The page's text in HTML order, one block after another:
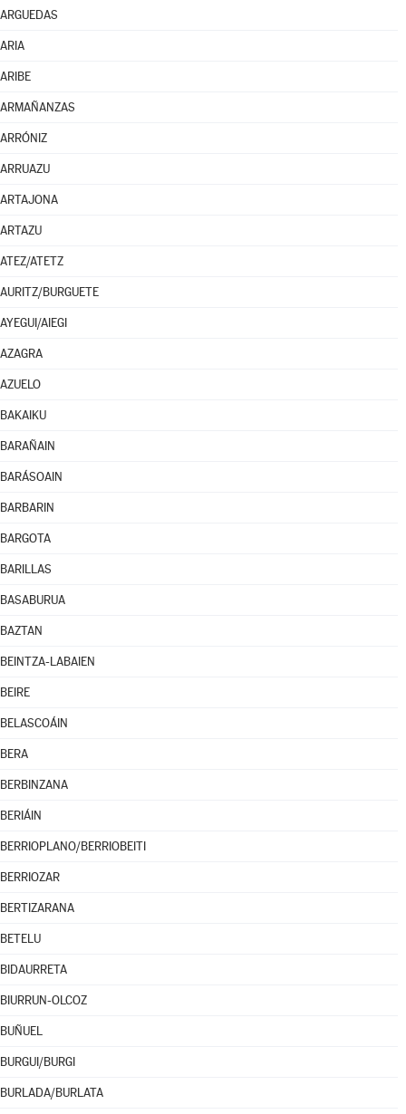
ARGUEDAS
ARIA
ARIBE
ARMAÑANZAS
ARRÓNIZ
ARRUAZU
ARTAJONA
ARTAZU
ATEZ/ATETZ
AURITZ/BURGUETE
AYEGUI/AIEGI
AZAGRA
AZUELO
BAKAIKU
BARAÑAIN
BARÁSOAIN
BARBARIN
BARGOTA
BARILLAS
BASABURUA
BAZTAN
BEINTZA-LABAIEN
BEIRE
BELASCOÁIN
BERA
BERBINZANA
BERIÁIN
BERRIOPLANO/BERRIOBEITI
BERRIOZAR
BERTIZARANA
BETELU
BIDAURRETA
BIURRUN-OLCOZ
BUÑUEL
BURGUI/BURGI
BURLADA/BURLATA